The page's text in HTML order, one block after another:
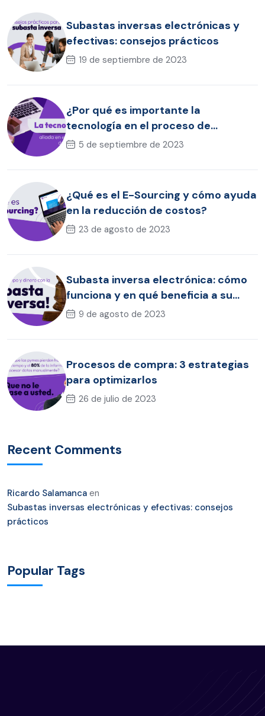
Subastas inversas electrónicas y
efectivas: consejos prácticos
19 de septiembre de 2023
¿Por qué es importante la
tecnología en el proceso de
compras?
5 de septiembre de 2023
¿Qué es el E-Sourcing y cómo ayuda
en la reducción de costos?
23 de agosto de 2023
Subasta inversa electrónica: cómo
funciona y en qué beneficia a su
empresa
9 de agosto de 2023
Procesos de compra: 3 estrategias
para optimizarlos
26 de julio de 2023
Recent Comments
Ricardo Salamanca en
Subastas inversas electrónicas y efectivas: consejos
prácticos
Popular Tags